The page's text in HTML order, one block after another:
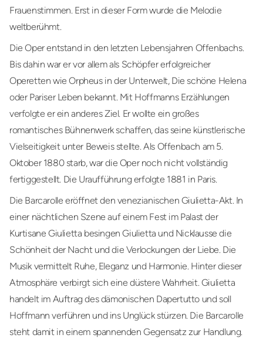
Frauenstimmen. Erst in dieser Form wurde die Melodie
weltberühmt.
Die Oper entstand in den letzten Lebensjahren Offenbachs.
Bis dahin war er vor allem als Schöpfer erfolgreicher
Operetten wie Orpheus in der Unterwelt, Die schöne Helena
oder Pariser Leben bekannt. Mit Hoffmanns Erzählungen
verfolgte er ein anderes Ziel. Er wollte ein großes
romantisches Bühnenwerk schaffen, das seine künstlerische
Vielseitigkeit unter Beweis stellte. Als Offenbach am 5.
Oktober 1880 starb, war die Oper noch nicht vollständig
fertiggestellt. Die Uraufführung erfolgte 1881 in Paris.
Die Barcarolle eröffnet den venezianischen Giulietta-Akt. In
einer nächtlichen Szene auf einem Fest im Palast der
Kurtisane Giulietta besingen Giulietta und Nicklausse die
Schönheit der Nacht und die Verlockungen der Liebe. Die
Musik vermittelt Ruhe, Eleganz und Harmonie. Hinter dieser
Atmosphäre verbirgt sich eine düstere Wahrheit. Giulietta
handelt im Auftrag des dämonischen Dapertutto und soll
Hoffmann verführen und ins Unglück stürzen. Die Barcarolle
steht damit in einem spannenden Gegensatz zur Handlung.